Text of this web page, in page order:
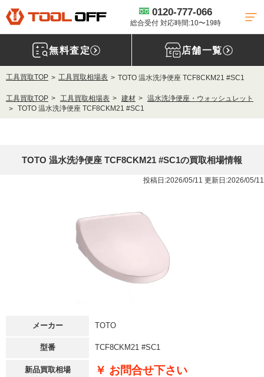
0120-777-066
総合受付 対応時間:10〜19時
無料査定 店舗一覧
工具買取TOP 工具買取相場表 TOTO 温水洗浄便座 TCF8CKM21 #SC1
工具買取TOP 工具買取相場表 建材
温水洗浄便座・ウォッシュレット
TOTO 温水洗浄便座 TCF8CKM21 #SC1
TOTO 温水洗浄便座 TCF8CKM21 #SC1の買取相場情報
投稿日:2026/05/11 更新日:2026/05/11
メーカー TOTO
型番 TCF8CKM21 #SC1
新品買取相場 ￥ お問合せ下さい